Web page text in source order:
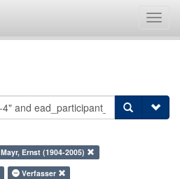
Mayr, Ernst (1904-2005)
Verfasser